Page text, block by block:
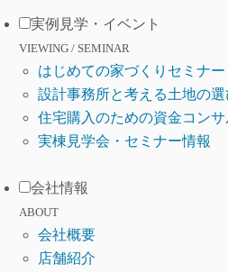
実例見学・イベント
VIEWING / SEMINAR
はじめての家づくりセミナー
設計事務所と考える土地の
住宅購入のための資金コン
実棟見学会・セミナー情報
会社情報
ABOUT
会社概要
店舗紹介